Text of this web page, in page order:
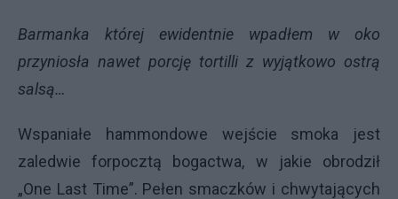
Barmanka której ewidentnie wpadłem w oko
przyniosła nawet porcję tortilli z wyjątkowo ostrą
salsą…
Wspaniałe hammondowe wejście smoka jest
zaledwie forpocztą bogactwa, w jakie obrodził
„One Last Time”. Pełen smaczków i chwytających